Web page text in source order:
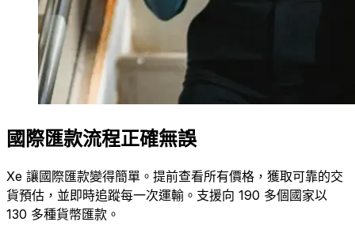
國際匯款流程正確無誤
Xe 讓國際匯款變得簡單。提前查看所有價格，獲取可靠的交
貨預估，並即時追蹤每一次運輸。支援向 190 多個國家以
130 多種貨幣匯款。